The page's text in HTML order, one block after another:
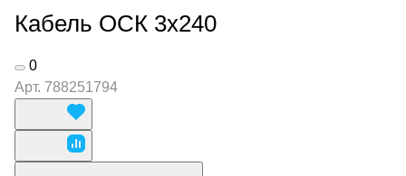
Кабель ОСК 3х240
0
Арт. 788251794